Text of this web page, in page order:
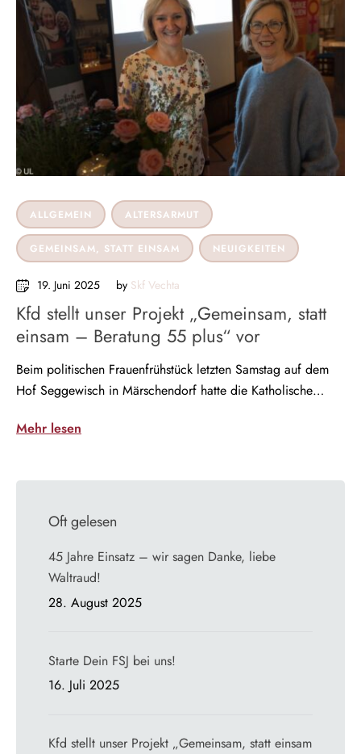
ALLGEMEIN ALTERSARMUT
GEMEINSAM, STATT EINSAM NEUIGKEITEN
19. Juni 2025 by Skf Vechta
Kfd stellt unser Projekt „Gemeinsam, statt
einsam – Beratung 55 plus“ vor
Beim politischen Frauenfrühstück letzten Samstag auf dem
Hof Seggewisch in Märschendorf hatte die Katholische
Mehr lesen
Oft gelesen
45 Jahre Einsatz – wir sagen Danke, liebe
Waltraud!
28. August 2025
Starte Dein FSJ bei uns!
16. Juli 2025
Kfd stellt unser Projekt „Gemeinsam, statt einsam